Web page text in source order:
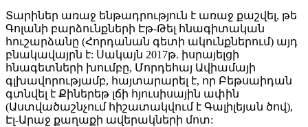
Տարիներ առաջ ենթադրություն է առաջ քաշվել, թե
Գոլանի բարձունքների Էթ-Թել հնագիտական
հուշարձանը (Հորդանան գետի ակունքներում) այդ
բնակավայրն է: Սակայն 2017թ. իսրայելցի
հնագետների խումբը, Մորդեհայ Ավիամայի
գլխավորությամբ, հայտարարել է, որ Բեթսաիդան
գտնվել է Քիներեթ լճի հյուսիսային ափին
(Աստվածաշնչում հիշատակվում է Գալիլեյան ծով),
Էլ-Արաջ քաղաքի ավերակների մոտ: